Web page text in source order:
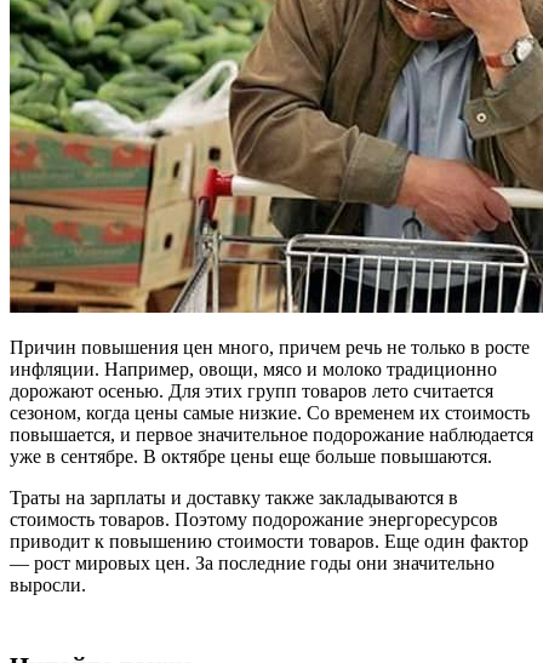
Причин повышения цен много, причем речь не только в росте
инфляции. Например, овощи, мясо и молоко традиционно
дорожают осенью. Для этих групп товаров лето считается
сезоном, когда цены самые низкие. Со временем их стоимость
повышается, и первое значительное подорожание наблюдается
уже в сентябре. В октябре цены еще больше повышаются.
Траты на зарплаты и доставку также закладываются в
стоимость товаров. Поэтому подорожание энергоресурсов
приводит к повышению стоимости товаров. Еще один фактор
― рост мировых цен. За последние годы они значительно
выросли.